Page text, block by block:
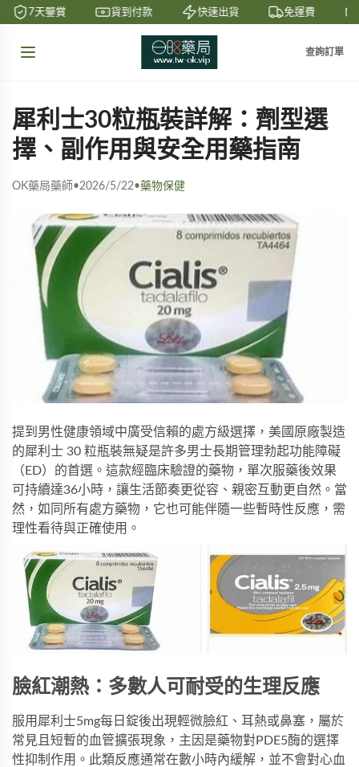
7天鑒賞 貨到付款 快速出貨 免運費
查詢訂單
犀利士30粒瓶裝詳解：劑型選
擇、副作用與安全用藥指南
OK藥局藥師•2026/5/22•藥物保健
提到男性健康領域中廣受信賴的處方級選擇，美國原廠製造
的犀利士 30 粒瓶裝無疑是許多男士長期管理勃起功能障礙
（ED）的首選。這款經臨床驗證的藥物，單次服藥後效果
可持續達36小時，讓生活節奏更從容、親密互動更自然。當
然，如同所有處方藥物，它也可能伴隨一些暫時性反應，需
理性看待與正確使用。
臉紅潮熱：多數人可耐受的生理反應
服用 犀利士5mg每日錠後出現輕微臉紅、耳熱或鼻塞，屬於
常見且短暫的血管擴張現象，主因是藥物對PDE5酶的選擇
性抑制作用。此類反應通常在數小時內緩解，並不會對心血